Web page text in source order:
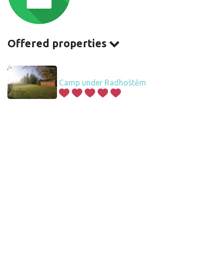
Offered properties
Camp under Radhoštěm